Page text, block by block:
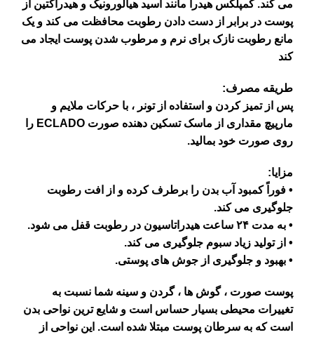
می کند. کمپلکس هیدرا مانند اسید هیالورونیک و هیدراکتین از
پوست در برابر از دست دادن رطوبت محافظت می کند و یک
مانع رطوبت نازک برای نرم و مرطوب شدن پوست ایجاد می
کند
طریقه مصرف:
پس از تمیز کردن و استفاده از تونر ، با حرکات ملایم و
مارپیچ مقداری از ماسک تسکین دهنده صورت ECLADO را
روی صورت خود بمالید.
مزایا:
• فوراً کمبود آب بدن را برطرف کرده و از افت رطوبت
جلوگیری می کند.
• به مدت ۲۴ ساعت هیدراتاسیون در رطوبت قفل می شود.
• از تولید زیاد سبوم جلوگیری می کند.
• بهبود و جلوگیری از جوش های پوستی.
پوست صورت ، گوش ها ، گردن و سینه شما نسبت به
تغییرات محیطی بسیار حساس است و شایع ترین نواحی بدن
است که به سرطان پوست مبتلا شده است. این نواحی از